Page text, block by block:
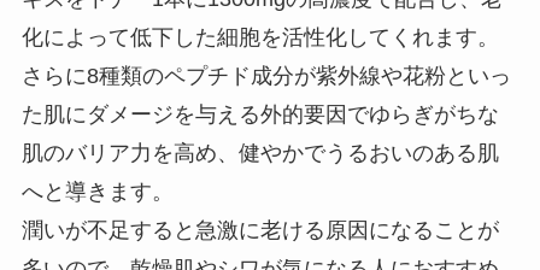
キスをトナー1本に1300mgの高濃度で配合し、老
化によって低下した細胞を活性化してくれます。
さらに8種類のペプチド成分が紫外線や花粉といっ
た肌にダメージを与える外的要因でゆらぎがちな
肌のバリア力を高め、健やかでうるおいのある肌
へと導きます。
潤いが不足すると急激に老ける原因になることが